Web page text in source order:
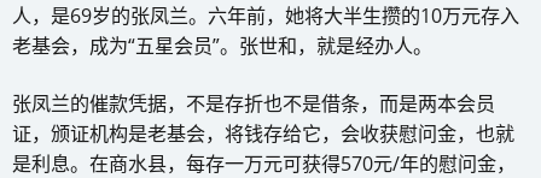
人，是69岁的张凤兰。六年前，她将大半生攒的10万元存入
老基会，成为“五星会员”。张世和，就是经办人。
张凤兰的催款凭据，不是存折也不是借条，而是两本会员
证，颁证机构是老基会，将钱存给它，会收获慰问金，也就
是利息。在商水县，每存一万元可获得570元/年的慰问金，